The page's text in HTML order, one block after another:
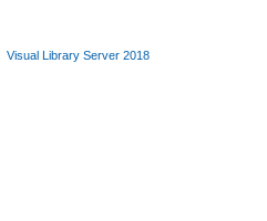
Visual Library Server 2018